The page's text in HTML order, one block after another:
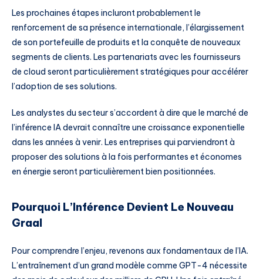
Les prochaines étapes incluront probablement le
renforcement de sa présence internationale, l’élargissement
de son portefeuille de produits et la conquête de nouveaux
segments de clients. Les partenariats avec les fournisseurs
de cloud seront particulièrement stratégiques pour accélérer
l’adoption de ses solutions.
Les analystes du secteur s’accordent à dire que le marché de
l’inférence IA devrait connaître une croissance exponentielle
dans les années à venir. Les entreprises qui parviendront à
proposer des solutions à la fois performantes et économes
en énergie seront particulièrement bien positionnées.
Pourquoi L’Inférence Devient Le Nouveau
Graal
Pour comprendre l’enjeu, revenons aux fondamentaux de l’IA.
L’entraînement d’un grand modèle comme GPT-4 nécessite